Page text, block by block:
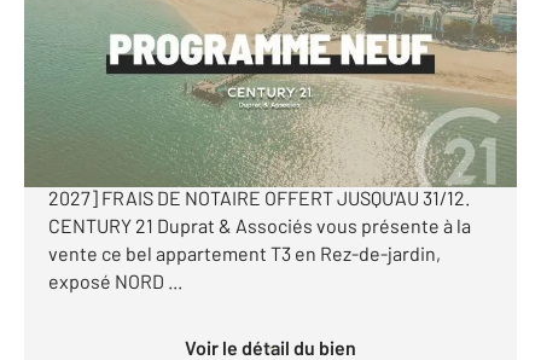
Appartement T3 à vendre
289 900 €
[PROGRAMME NEUF - AUDENGE - T3 avec jardin - 2
places de parking extérieur- Livraison 1er trimestre
2027] FRAIS DE NOTAIRE OFFERT JUSQU'AU 31/12.
CENTURY 21 Duprat & Associés vous présente à la
vente ce bel appartement T3 en Rez-de-jardin,
exposé NORD ...
Voir le détail du bien